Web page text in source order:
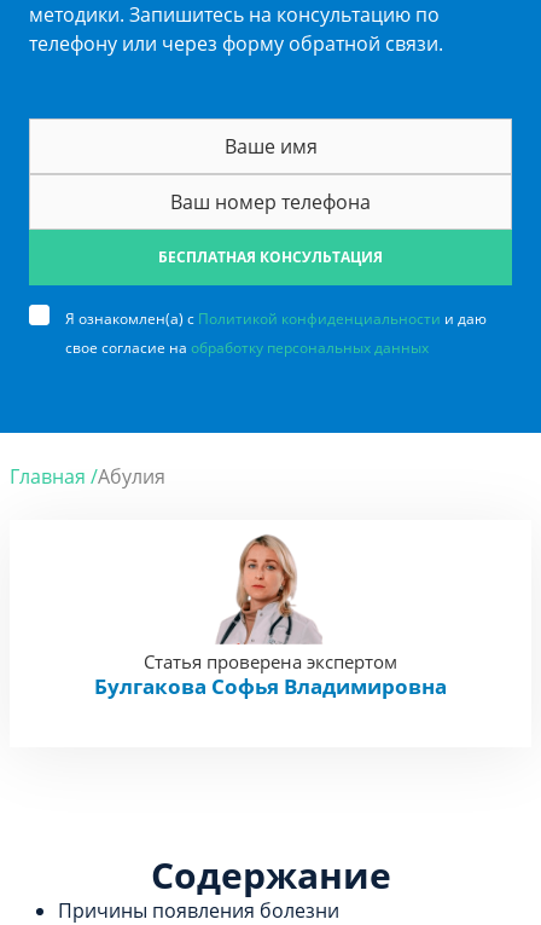
методики. Запишитесь на консультацию по
телефону или через форму обратной связи.
БЕСПЛАТНАЯ КОНСУЛЬТАЦИЯ
Я ознакомлен(а) с Политикой конфиденциальности и даю
свое согласие на обработку персональных данных
Главная /Абулия
Статья проверена экспертом
Булгакова Софья Владимировна
Содержание
Причины появления болезни